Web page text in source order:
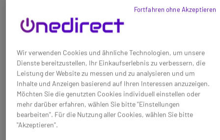
Yealink W59R
Baseline:Robustes
schnurloses Bluetooth-DECT-
Telefon - ideal für den Einsatz
in jeder Umgebung
Brand:Yealink
Long_description:
159,95 €
123,95 € -23%
Yealink W79P DECT-
Telefonsystem
Baseline:Professionelles und
robustes Schnurlostelefon mit
Bluetooth
Brand: Yealink
Long_description:
223,25 €
159,95 € -28%
Wir verwenden Cookies und ähnliche Technologien, um unsere
Dienste bereitzustellen, Ihr Einkaufserlebnis zu verbessern, die
Leistung der Website zu messen und zu analysieren und um
Inhalte und Anzeigen basierend auf Ihren Interessen anzuzeigen.
Möchten Sie die genutzten Cookies individuell einstellen oder
mehr darüber erfahren, wählen Sie bitte "Einstellungen
bearbeiten". Für die Nutzung aller Cookies, wählen Sie bitte
"Akzeptieren".
Fortfahren ohne Akzeptieren